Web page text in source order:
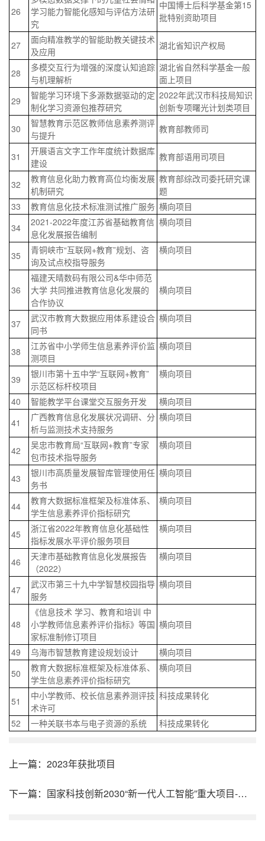
26
学习能力智能化感知与评估方法研
究
中国博士后科学基金第15
批特别资助项目
27
面向精准教学的智能助教关键技术
及应用
湖北省知识产权局
28
多模交互行为增强的深度认知追踪
与机理解析
湖北省自然科学基金一般
面上项目
29
智能学习环境下多源数据驱动的定
制化学习资源包推荐研究
2022年武汉市科技局知识
创新专项曙光计划类项目
30
智慧教育示范区教师信息素养测评
与提升
教育部教师司
31
开展语言文字工作年度统计数据库
建设
教育部语用司项目
32
教育信息化助力教育高位均衡发展
机制研究
教育部综改司委托研究课
题
33
教育信息化技术标准测试推广服务 横向项目
34
2021-2022年度江苏省基础教育信
息化发展报告编制
横向项目
35
青铜峡市“互联网+教育”规划、咨
询及试点校指导服务
横向项目
36
福建天晴数码有限公司&华中师范
大学 共同推进教育信息化发展的
合作协议
横向项目
37
武汉市教育大数据应用体系建设合
同书
横向项目
38
江苏省中小学师生信息素养评价监
测项目
横向项目
39
银川市第十五中学“互联网+教育”
示范区标杆校项目
横向项目
40 智能教学平台课堂交互服务开发
横向项目
41
广西教育信息化发展状况调研、分
析与监测技术支持服务
横向项目
42
吴忠市教育局“互联网+教育”专家
包市技术指导服务
横向项目
43
银川市高质量发展智库管理使用任
务书
横向项目
44
教育大数据标准框架及标准体系、
学生信息素养评价指标研究
横向项目
45
浙江省2022年教育信息化基础性
指标发展水平评价服务项目
横向项目
46
天津市基础教育信息化发展报告
（2022）
横向项目
47
武汉市第三十九中学智慧校园指导
服务
横向项目
48
《信息技术 学习、教育和培训 中
小学教师信息素养评价指标》等国
家标准制修订项目
横向项目
49 乌海市智慧教育建设规划设计
横向项目
50
教育大数据标准框架及标准体系、
学生信息素养评价指标研究
横向项目
51
中小学教师、校长信息素养测评技
术许可
科技成果转化
52 一种关联书本与电子资源的系统 科技成果转化
上一篇： 2023年获批项目
下一篇： 国家科技创新2030“新一代人工智能”重大项目-面向智慧教育的学习者认知与情感计算研究